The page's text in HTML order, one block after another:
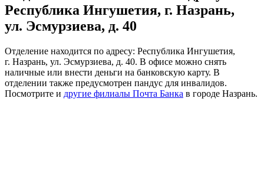
Республика Ингушетия, г. Назрань,
ул. Эсмурзиева, д. 40
Отделение находится по адресу: Республика Ингушетия,
г. Назрань, ул. Эсмурзиева, д. 40. В офисе можно снять
наличные или внести деньги на банковскую карту. В
отделении также предусмотрен пандус для инвалидов.
Посмотрите и другие филиалы Почта Банка в городе Назрань.